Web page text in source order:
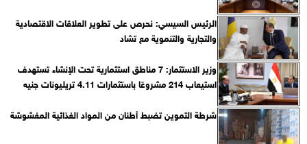
الرئيس السيسي: نحرص على تطوير العلاقات الاقتصادية
والتجارية والتنموية مع تشاد
وزير الاستثمار: 7 مناطق استثمارية تحت الإنشاء تستهدف
استيعاب 214 مشروعًا باستثمارات 4.11 تريليونات جنيه
شرطة التموين تضبط أطنان من المواد الغذائية المغشوشة